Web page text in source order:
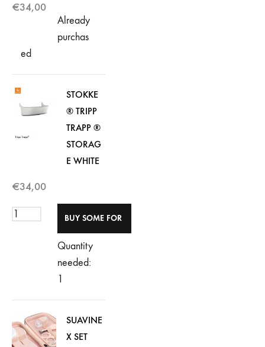
€34,00
Already
purchas
ed
STOKKE
® TRIPP
TRAPP ®
STORAG
E WHITE
€34,00
Quantity
needed:
1
SUAVINE
X SET